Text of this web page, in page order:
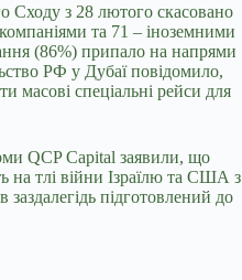
Сходу з 28 лютого скасовано
та 71 – іноземними
(86%) припало на напрями
РФ у Дубаї повідомило,
масові спеціальні рейси для
QCP Capital заявили, що
на тлі війни Ізраїлю та США з
підготовлений до